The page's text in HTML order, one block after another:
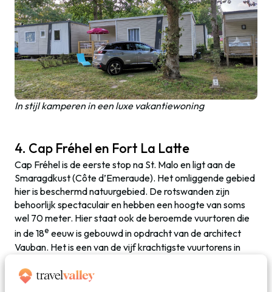
In stijl kamperen in een luxe vakantiewoning
4. Cap Fréhel en Fort La Latte
Cap Fréhel is de eerste stop na St. Malo en ligt aan de
Smaragdkust (Côte d’Emeraude). Het omliggende gebied
hier is beschermd natuurgebied. De rotswanden zijn
behoorlijk spectaculair en hebben een hoogte van soms
wel 70 meter. Hier staat ook de beroemde vuurtoren die
in de 18e eeuw is gebouwd in opdracht van de architect
Vauban. Het is een van de vijf krachtigste vuurtorens in
kilometer.